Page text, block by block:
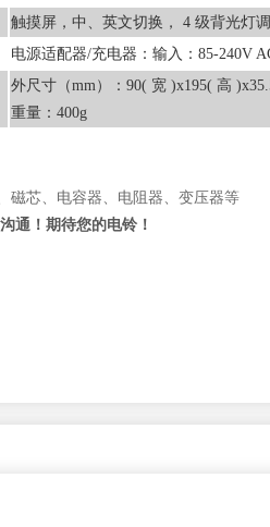
触摸屏，中、英文切换， 4 级背光灯
电源适配器/充电器：输入：85-240V
外尺寸（mm）：90( 宽 )x195( 高
重量：400g
磁芯、电容器、电阻器、变压器等
通！期待您的电铃！